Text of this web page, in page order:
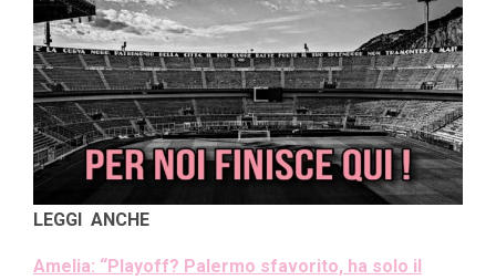
LEGGI ANCHE
Amelia: “Playoff? Palermo sfavorito, ha solo il